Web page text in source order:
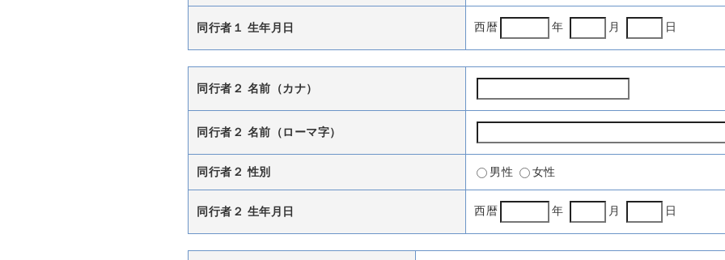
同行者１ 生年月日 西暦 年 月 日
同行者２ 名前（カナ）
同行者２ 名前（ローマ字）
同行者２ 性別 男性 女性
同行者２ 生年月日 西暦 年 月 日